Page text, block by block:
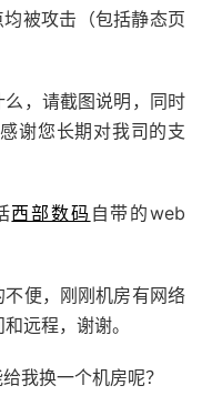
被攻击（包括静态页
，请截图说明，同时
谢您长期对我司的支
西部数码 自带的web
便，刚刚机房有网络
远程，谢谢。
我换一个机房呢？